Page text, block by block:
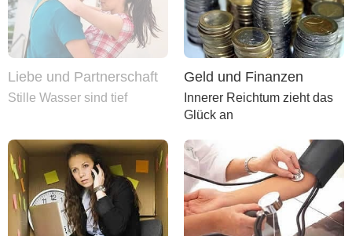
Liebe und Partnerschaft
Stille Wasser sind tief
Geld und Finanzen
Innerer Reichtum zieht das
Glück an